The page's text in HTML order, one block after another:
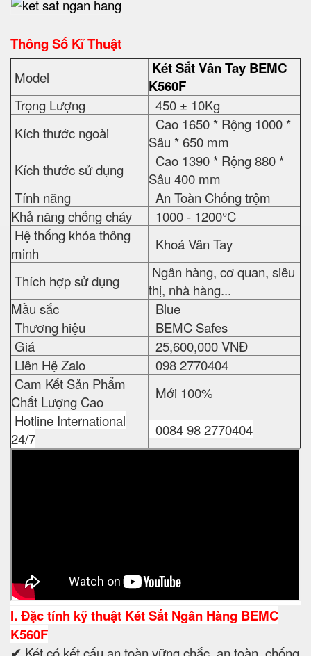
Thông Số Kĩ Thuật
Model
Két Sắt Vân Tay BEMC
K560F
Trọng Lượng
450 ± 10Kg
Kích thước ngoài
Cao 1650 * Rộng 1000 *
Sâu * 650 mm
Kích thước sử dụng
Cao 1390 * Rộng 880 *
Sâu 400 mm
Tính năng
An Toàn Chống trộm
Khả năng chống cháy
1000 - 1200°C
Hệ thống khóa thông
minh
Khoá Vân Tay
Thích hợp sử dụng
Ngân hàng, cơ quan, siêu
thị, nhà hàng...
Mầu sắc
Blue
Thương hiệu
BEMC Safes
Giá
25,600,000 VNĐ
Liên Hệ Zalo
098 2770404
Cam Kết Sản Phẩm
Chất Lượng Cao
Mới 100%
Hotline International
24/7
0084 98 2770404
I. Đặc tính kỹ thuật Két Sắt Ngân Hàng BEMC
K560F